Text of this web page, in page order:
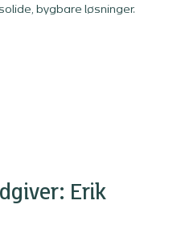
bygbare løsninger.
Erik